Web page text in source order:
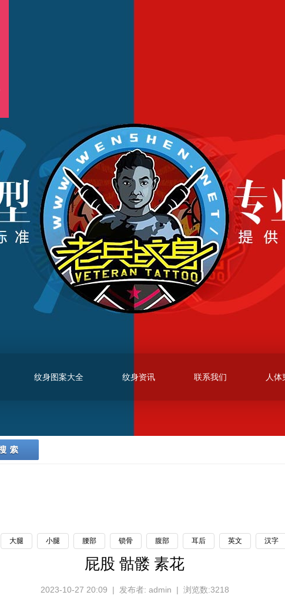
纹身图案大全 纹身资讯 联系我们 人体
大腿 小腿 腰部 锁骨 腹部 耳后 英文 汉字
屁股 骷髅 素花
2023-10-27 20:09 | 发布者: admin | 浏览数:3218